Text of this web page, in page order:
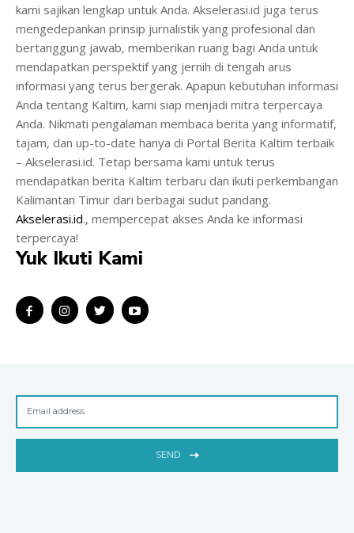
kami sajikan lengkap untuk Anda. Akselerasi.id juga terus
mengedepankan prinsip jurnalistik yang profesional dan
bertanggung jawab, memberikan ruang bagi Anda untuk
mendapatkan perspektif yang jernih di tengah arus
informasi yang terus bergerak. Apapun kebutuhan informasi
Anda tentang Kaltim, kami siap menjadi mitra terpercaya
Anda. Nikmati pengalaman membaca berita yang informatif,
tajam, dan up-to-date hanya di Portal Berita Kaltim terbaik
– Akselerasi.id. Tetap bersama kami untuk terus
mendapatkan berita Kaltim terbaru dan ikuti perkembangan
Kalimantan Timur dari berbagai sudut pandang.
Akselerasi.id., mempercepat akses Anda ke informasi
terpercaya!
Yuk Ikuti Kami
SEND